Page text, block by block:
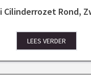
Cilinderrozet Rond,
LEES VERDER